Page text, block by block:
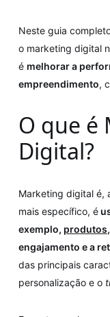
Neste guia
o marketing digital
é melhorar a
empreendimento,
O que é
Digital?
Marketing digital é,
mais específico, é
exemplo, produtos
engajamento e a
das principais
personalização e o